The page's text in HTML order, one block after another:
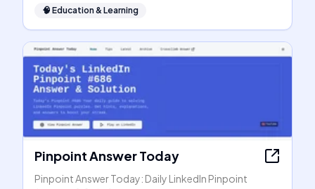
🧠 Education & Learning
Pinpoint Answer Today
Pinpoint Answer Today: Daily LinkedIn Pinpoint